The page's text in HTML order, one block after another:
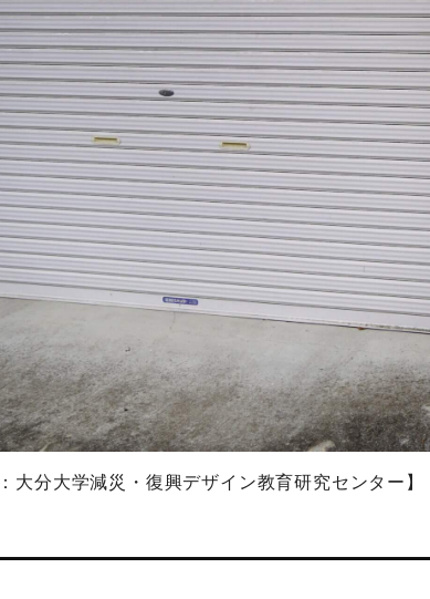
：大分大学減災・復興デザイン教育研究センター】